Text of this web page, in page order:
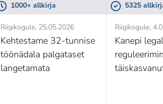
1000+ allkirja
5325
Riigikogule 25.05.2026
Kehtestame 32-tunnise
töönädala palgataset
langetamata
Riigikogule
Kanepi